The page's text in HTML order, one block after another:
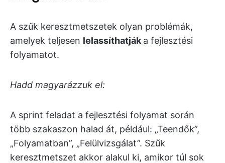
A szűk keresztmetszetek olyan problémák,
amelyek teljesen lelassíthatják a fejlesztési
folyamatot.
Hadd magyarázzuk el:
A sprint feladat a fejlesztési folyamat során
több szakaszon halad át, például: „Teendők”,
„Folyamatban”, „Felülvizsgálat”. Szűk
keresztmetszet akkor alakul ki, amikor túl sok